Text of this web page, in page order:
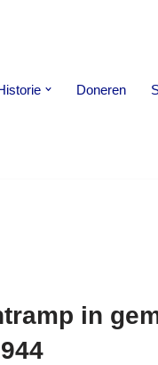
Doneren
in